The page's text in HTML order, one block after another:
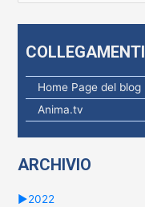
r
COLLEGAMENTI
Home Page del blog
Anima.tv
ARCHIVIO
►2022